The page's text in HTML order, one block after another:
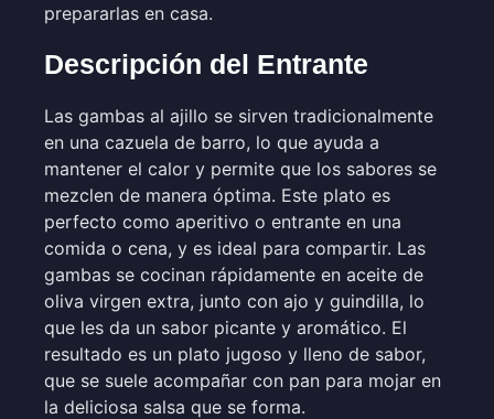
prepararlas en casa.
Descripción del Entrante
Las gambas al ajillo se sirven tradicionalmente
en una cazuela de barro, lo que ayuda a
mantener el calor y permite que los sabores se
mezclen de manera óptima. Este plato es
perfecto como aperitivo o entrante en una
comida o cena, y es ideal para compartir. Las
gambas se cocinan rápidamente en aceite de
oliva virgen extra, junto con ajo y guindilla, lo
que les da un sabor picante y aromático. El
resultado es un plato jugoso y lleno de sabor,
que se suele acompañar con pan para mojar en
la deliciosa salsa que se forma.